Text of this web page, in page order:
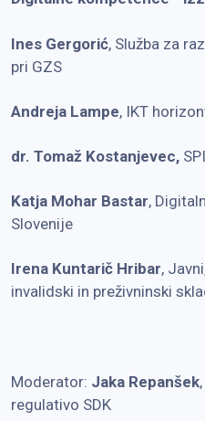
Ines Gergorić, Služba za
pri GZS
Andreja Lampe, IKT
dr. Tomaž Kostanjevec,
Katja Mohar Bastar,
Slovenije
Irena Kuntarič Hribar,
invalidski in preživninski
Moderator: Jaka Repanšek,
regulativo SDK